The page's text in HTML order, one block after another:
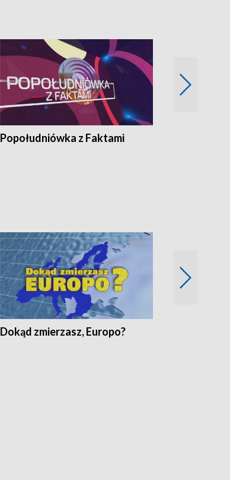
Popołudniówka z Faktami
Dokąd zmierzasz, Europo?